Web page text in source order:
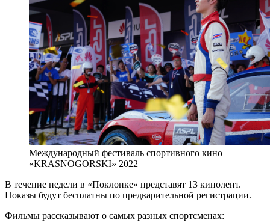
Международный фестиваль спортивного кино
«KRASNOGORSKI» 2022
В течение недели в «Поклонке» представят 13 кинолент.
Показы будут бесплатны по предварительной регистрации.
Фильмы рассказывают о самых разных спортсменах: